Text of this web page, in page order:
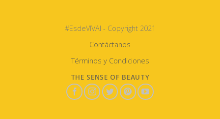
#EsdeVIVAI - Copyright 2021
Contáctanos
Términos y Condiciones
THE SENSE OF BEAUTY